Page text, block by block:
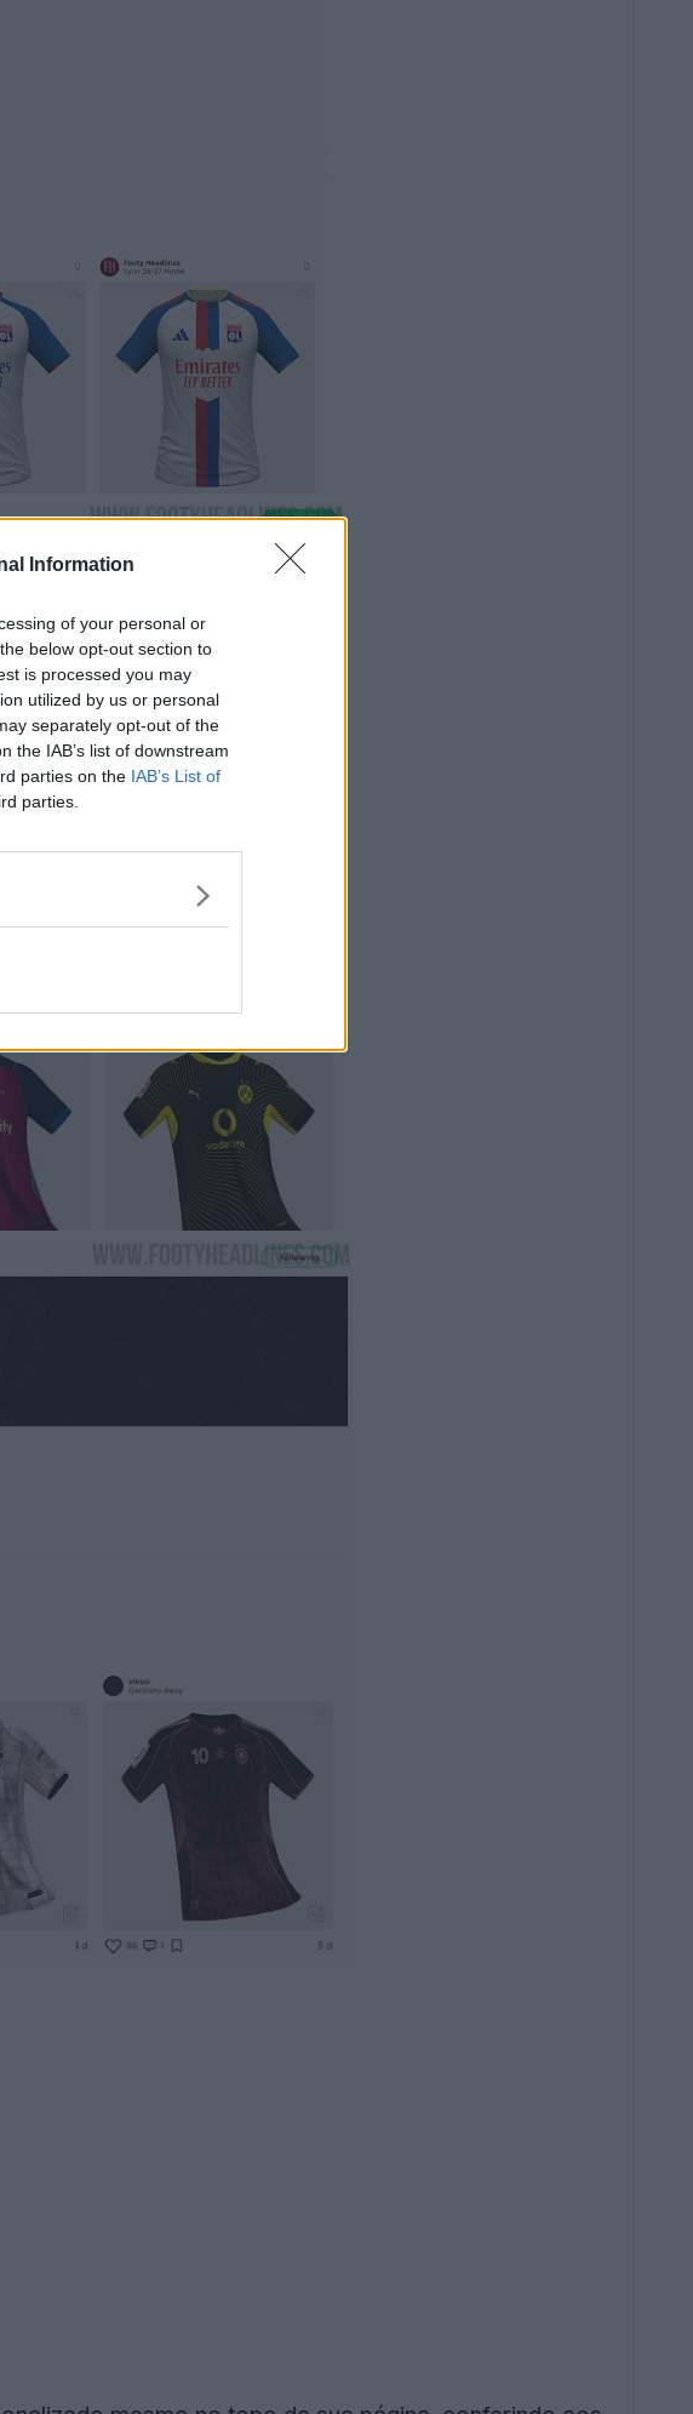
Information
of your personal or
below opt-out section to
is processed you may
utilized by us or personal
separately opt-out of the
the IAB’s list of downstream
parties on the IAB’s List of
parties.